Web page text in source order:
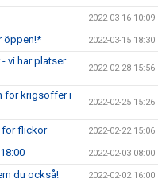
2022-03-16 10:09
öppen!* 2022-03-15 18:30
vi har platser
2022-02-28 15:56
för krigsoffer i
2022-02-25 15:26
för flickor 2022-02-22 15:06
2022-02-03 08:00
du också! 2022-02-02 16:00